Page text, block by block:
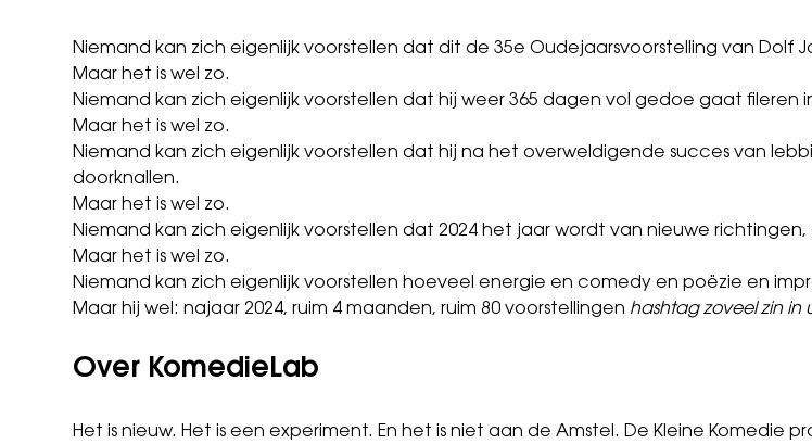
Niemand kan zich eigenlijk voorstellen dat dit de 35e Oudejaarsvoorstelling van Dolf
Maar het is wel zo.
Niemand kan zich eigenlijk voorstellen dat hij weer 365 dagen vol gedoe gaat fileren
Maar het is wel zo.
Niemand kan zich eigenlijk voorstellen dat hij na het overweldigende succes van
doorknallen.
Maar het is wel zo.
Niemand kan zich eigenlijk voorstellen dat 2024 het jaar wordt van nieuwe
Maar het is wel zo.
Niemand kan zich eigenlijk voorstellen hoeveel energie en comedy en poëzie en
Maar hij wel: najaar 2024, ruim 4 maanden, ruim 80 voorstellingen hashtag zoveel zin in
Over KomedieLab
Het is nieuw. Het is een experiment. En het is niet aan de Amstel. De Kleine Komedie